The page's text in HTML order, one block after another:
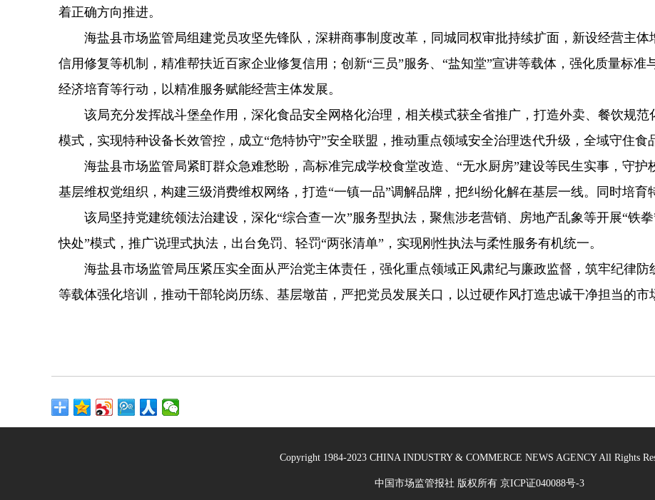
着正确方向推进。
海盐县市场监管局组建党员攻坚先锋队，深耕商事制度改革，同城同权审批持续扩面，新设经营主体
信用修复等机制，精准帮扶近百家企业修复信用；创新“三员”服务、“盐知堂”宣讲等载体，强化质量标准
经济培育等行动，以精准服务赋能经营主体发展。
该局充分发挥战斗堡垒作用，深化食品安全网格化治理，相关模式获全省推广，打造外卖、餐饮规范
模式，实现特种设备长效管控，成立“危特协守”安全联盟，推动重点领域安全治理迭代升级，全域守住食
海盐县市场监管局紧盯群众急难愁盼，高标准完成学校食堂改造、“无水厨房”建设等民生实事，守护
基层维权党组织，构建三级消费维权网络，打造“一镇一品”调解品牌，把纠纷化解在基层一线。同时培育
该局坚持党建统领法治建设，深化“综合查一次”服务型执法，聚焦涉老营销、房地产乱象等开展“铁
快处”模式，推广说理式执法，出台免罚、轻罚“两张清单”，实现刚性执法与柔性服务有机统一。
海盐县市场监管局压紧压实全面从严治党主体责任，强化重点领域正风肃纪与廉政监督，筑牢纪律防
等载体强化培训，推动干部轮岗历练、基层墩苗，严把党员发展关口，以过硬作风打造忠诚干净担当的市
Copyright 1984-2023 CHINA INDUSTRY & COMMERCE NEWS AGENCY All Rights
中国市场监管报社 版权所有 京ICP证040088号-3